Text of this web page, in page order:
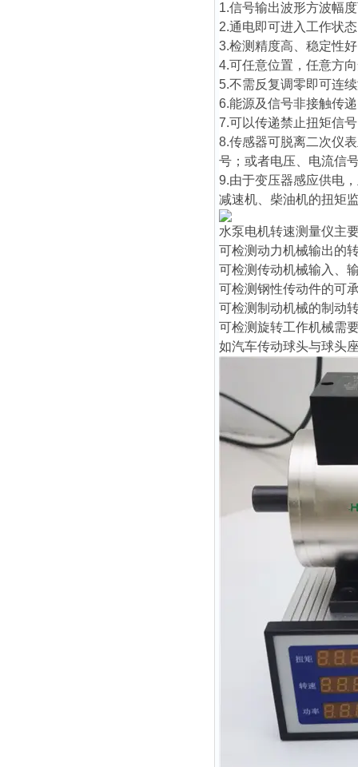
1.信号输出波形方波幅
2.通电即可进入工作状
3.检测精度高、稳定性
4.可任意位置，任意方
5.不需反复调零即可连
6.能源及信号非接触传
7.可以传递禁止扭矩信
8.传感器可脱离二次仪
号；或者电压、电流信
9.由于变压器感应供电
减速机、柴油机的扭
水泵电机转速测量仪主
可检测动力机械输出的
可检测传动机械输入、
可检测钢性传动件的可
可检测制动机械的制动
可检测旋转工作机械需
如汽车传动球头与球头